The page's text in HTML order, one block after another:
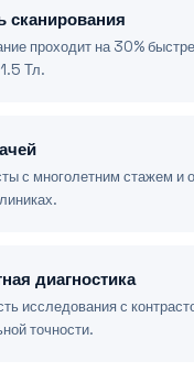
сканирования
проходит на 30%
Тл.
с многолетним стажем и
диагностика
исследования с
точности.